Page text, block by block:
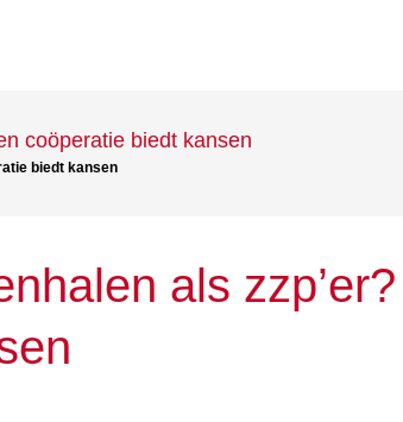
coöperatie biedt kansen
biedt kansen
als